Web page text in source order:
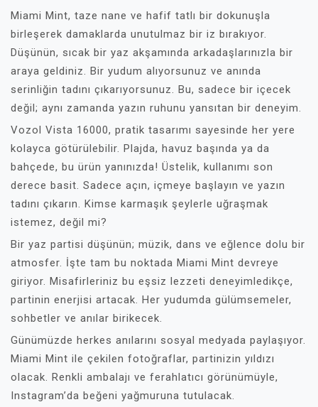
Miami Mint, taze nane ve hafif tatlı bir dokunuşla
birleşerek damaklarda unutulmaz bir iz bırakıyor.
Düşünün, sıcak bir yaz akşamında arkadaşlarınızla bir
araya geldiniz. Bir yudum alıyorsunuz ve anında
serinliğin tadını çıkarıyorsunuz. Bu, sadece bir içecek
değil; aynı zamanda yazın ruhunu yansıtan bir deneyim.
Vozol Vista 16000, pratik tasarımı sayesinde her yere
kolayca götürülebilir. Plajda, havuz başında ya da
bahçede, bu ürün yanınızda! Üstelik, kullanımı son
derece basit. Sadece açın, içmeye başlayın ve yazın
tadını çıkarın. Kimse karmaşık şeylerle uğraşmak
istemez, değil mi?
Bir yaz partisi düşünün; müzik, dans ve eğlence dolu bir
atmosfer. İşte tam bu noktada Miami Mint devreye
giriyor. Misafirleriniz bu eşsiz lezzeti deneyimledikçe,
partinin enerjisi artacak. Her yudumda gülümsemeler,
sohbetler ve anılar birikecek.
Günümüzde herkes anılarını sosyal medyada paylaşıyor.
Miami Mint ile çekilen fotoğraflar, partinizin yıldızı
olacak. Renkli ambalajı ve ferahlatıcı görünümüyle,
Instagram’da beğeni yağmuruna tutulacak.